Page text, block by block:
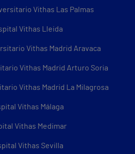
Vithas Las Palmas
Vithas Lleida
Vithas Madrid Aravaca
Vithas Madrid Arturo Soria
Vithas Madrid La Milagrosa
Vithas Málaga
Vithas Medimar
Vithas Sevilla